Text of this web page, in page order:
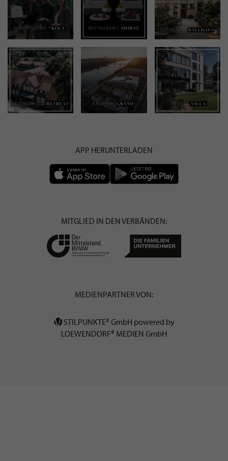
APP HERUNTERLADEN
MITGLIED IN DEN VERBÄNDEN:
MEDIENPARTNER VON:
STILPUNKTE® GmbH powered by
LOEWENDORF® MEDIEN GmbH